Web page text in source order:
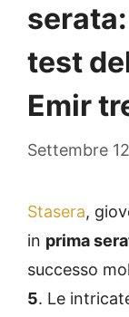
test
Emir
Settembre
Stasera,
in prima
successo
5. Le